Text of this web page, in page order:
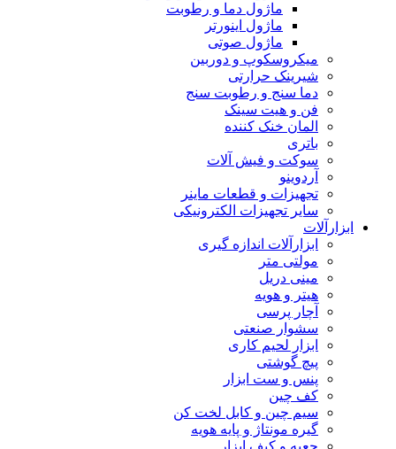
ماژول دما و رطوبت
ماژول اینورتر
ماژول صوتی
میکروسکوپ و دوربین
شیرینک حرارتی
دما سنج و رطوبت سنج
فن و هیت سینک
المان خنک کننده
باتری
سوکت و فیش آلات
آردوینو
تجهیزات و قطعات ماینر
سایر تجهیزات الکترونیکی
ابزارآلات
ابزارآلات اندازه گیری
مولتی متر
مینی دریل
هیتر و هویه
آچار پرسی
سشوار صنعتی
ابزار لحیم کاری
پیچ گوشتی
پنس و ست ابزار
کف چین
سیم چین و کابل لخت کن
گیره مونتاژ و پایه هویه
جعبه و کیف ابزار